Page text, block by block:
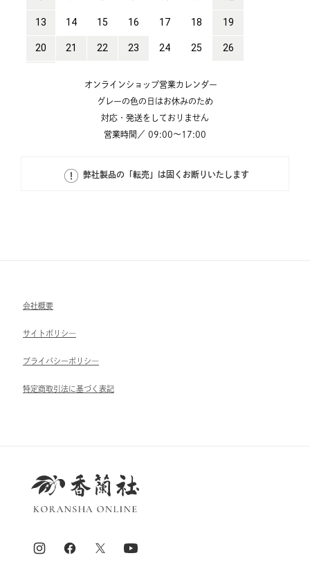
オンラインショップ営業カレンダー
グレーの色の日はお休みのため
対応・発送をしておりません
営業時間／ 09:00～17:00
弊社製品の「転売」は固くお断りいたします
会社概要
サイトポリシ―
ブライパシーポリシ―
特定商取引法に基づく表記